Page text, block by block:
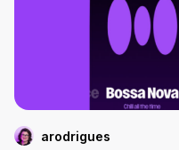
arodrigues